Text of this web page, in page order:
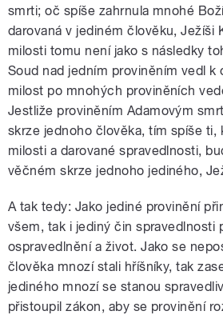
smrti; oč spíše zahrnula mnohé
darovaná v jediném člověku, Ježíši
milosti tomu není jako s následky
Soud nad jedním proviněním vedl k
milost po mnohých proviněních
Jestliže proviněním Adamovým
skrze jednoho člověka, tím spíše ti,
milosti a darované spravedlnosti,
věčném skrze jednoho jediného,
A tak tedy: Jako jediné provinění
všem, tak i jediný čin spravedlnosti
ospravedlnění a život. Jako se
člověka mnozí stali hříšníky, tak
jediného mnozí se stanou
přistoupil zákon, aby se provinění